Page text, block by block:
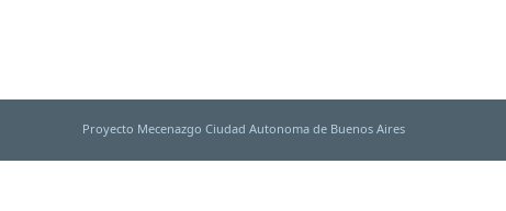
Proyecto Mecenazgo Ciudad Autonoma de Buenos Aires